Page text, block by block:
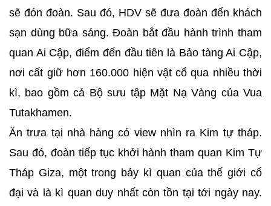
sẽ đón đoàn. Sau đó, HDV sẽ đưa đoàn đến khách
sạn dùng bữa sáng. Đoàn bắt đầu hành trình tham
quan Ai Cập, điểm đến đầu tiên là Bảo tàng Ai Cập,
nơi cất giữ hơn 160.000 hiện vật cổ qua nhiều thời
kì, bao gồm cả Bộ sưu tập Mặt Nạ Vàng của Vua
Tutakhamen.
Ăn trưa tại nhà hàng có view nhìn ra Kim tự tháp.
Sau đó, đoàn tiếp tục khởi hành tham quan Kim Tự
Tháp Giza, một trong bảy kì quan của thế giới cổ
đại và là kì quan duy nhất còn tồn tại tới ngày nay.